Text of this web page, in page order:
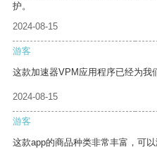
护。
2024-08-15
游客
这款加速器VPM应用程序已经为我
2024-08-15
游客
这款app的商品种类非常丰富，可以